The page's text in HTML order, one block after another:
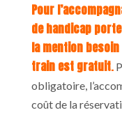
Pour
de handicap
la mention
train est gratuit.
obligatoire,
coût de la